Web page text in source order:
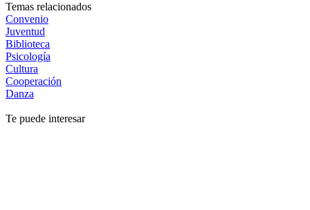
Temas relacionados
Convenio
Juventud
Biblioteca
Psicología
Cultura
Cooperación
Danza
Te puede interesar